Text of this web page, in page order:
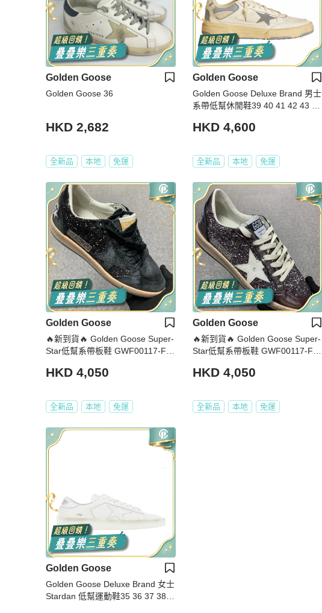
Golden Goose
Golden Goose 36
HKD 2,682
全新品 本地 免運
Golden Goose
Golden Goose Deluxe Brand 男士
系帶低幫休閒鞋39 40 41 42 43 44
HKD 4,600
全新品 本地 免運
Golden Goose
🔥新到貨🔥 Golden Goose Super-
Star低幫系帶板鞋 GWF00117-F00
HKD 4,050
全新品 本地 免運
Golden Goose
🔥新到貨🔥 Golden Goose Super-
Star低幫系帶板鞋 GWF00117-F00
HKD 4,050
全新品 本地 免運
Golden Goose
Golden Goose Deluxe Brand 女士
Stardan 低幫運動鞋35 36 37 38 3